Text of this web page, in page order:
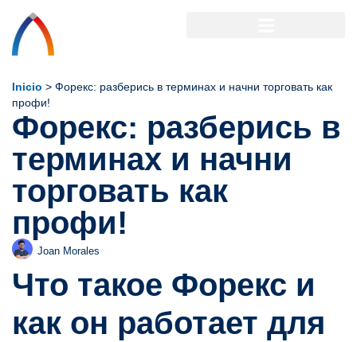
Inicio > Форекс: разберись в терминах и начни торговать как
профи!
Форекс: разберись в
терминах и начни
торговать как
профи!
Joan Morales
Что такое Форекс и
как он работает для